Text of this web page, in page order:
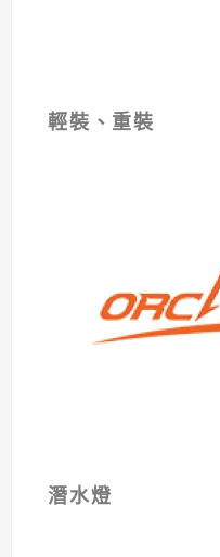
輕裝、重裝
潛水燈